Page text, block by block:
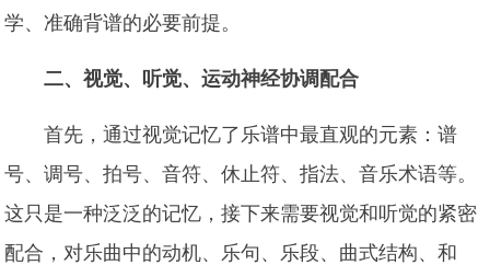
学、准确背谱的必要前提。
二、视觉、听觉、运动神经协调配合
首先，通过视觉记忆了乐谱中最直观的元素：谱
号、调号、拍号、音符、休止符、指法、音乐术语等。
这只是一种泛泛的记忆，接下来需要视觉和听觉的紧密
配合，对乐曲中的动机、乐句、乐段、曲式结构、和